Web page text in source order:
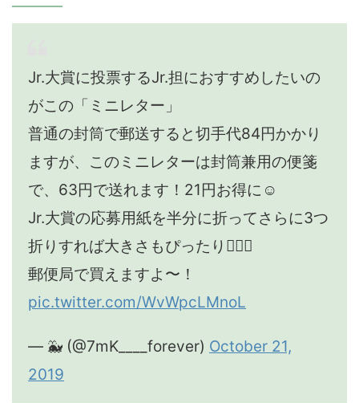
Jr.大賞に投票するJr.担におすすめしたいの
がこの「ミニレター」
普通の封筒で郵送すると切手代84円かかり
ますが、このミニレターは封筒兼用の便箋
で、63円で送れます！21円お得に☺️
Jr.大賞の応募用紙を半分に折ってさらに3つ
折りすれば大きさもぴったり🙆🏻‍♀️
郵便局で買えますよ〜！
pic.twitter.com/WvWpcLMnoL
— 🐳 (@7mK____forever) October 21,
2019